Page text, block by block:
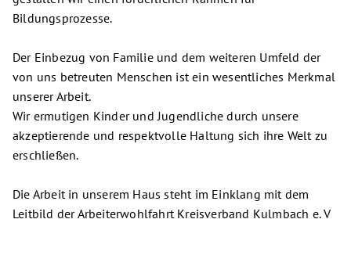
Bildungsprozesse.
Der Einbezug von Familie und dem weiteren Umfeld der
von uns betreuten Menschen ist ein wesentliches Merkmal
unserer Arbeit.
Wir ermutigen Kinder und Jugendliche durch unsere
akzeptierende und respektvolle Haltung sich ihre Welt zu
erschließen.
Die Arbeit in unserem Haus steht im Einklang mit dem
Leitbild der Arbeiterwohlfahrt Kreisverband Kulmbach e. V